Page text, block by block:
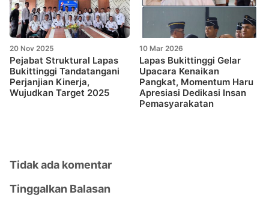
20 Nov 2025
Pejabat Struktural Lapas
Bukittinggi Tandatangani
Perjanjian Kinerja,
Wujudkan Target 2025
10 Mar 2026
Lapas Bukittinggi Gelar
Upacara Kenaikan
Pangkat, Momentum Haru
Apresiasi Dedikasi Insan
Pemasyarakatan
Tidak ada komentar
Tinggalkan Balasan